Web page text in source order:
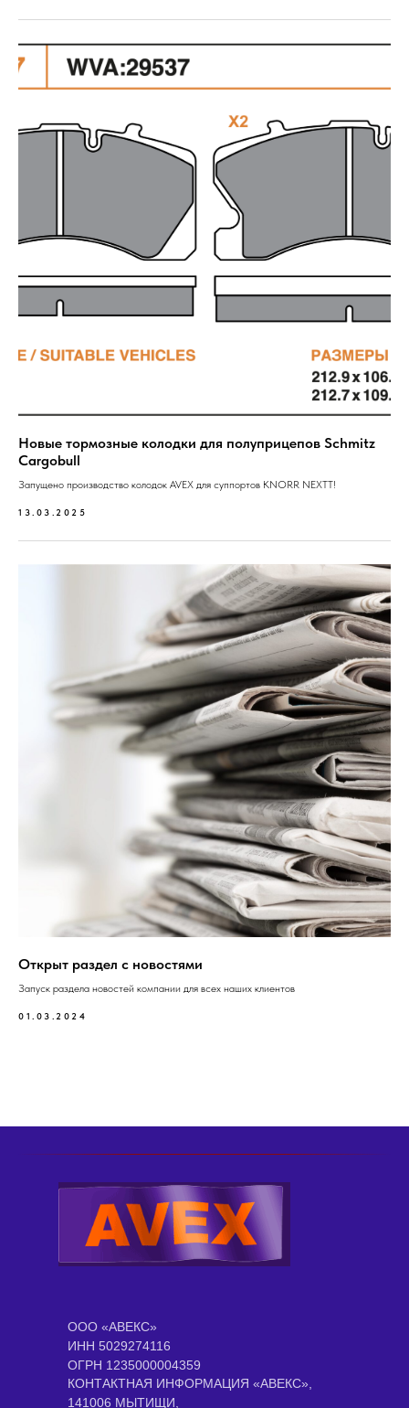
Новые тормозные колодки для полуприцепов Schmitz
Cargobull
Запущено производство колодок AVEX для суппортов KNORR NEXTT!
13.03.2025
Открыт раздел с новостями
Запуск раздела новостей компании для всех наших клиентов
01.03.2024
ООО «АВЕКС»
ИНН 5029274116
ОГРН 1235000004359
КОНТАКТНАЯ ИНФОРМАЦИЯ «АВЕКС»,
141006 МЫТИЩИ,